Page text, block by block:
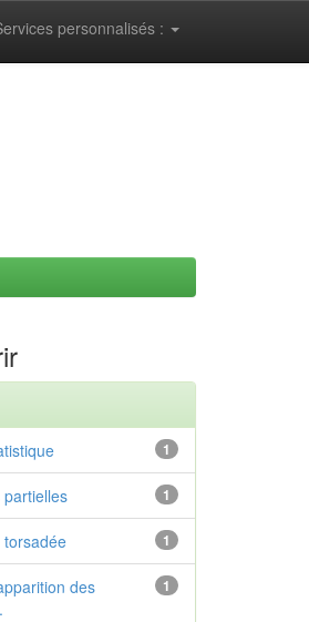
personnalisés :
1
1
1
torsadée
1
des